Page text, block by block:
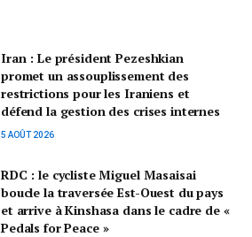
Iran : Le président Pezeshkian
promet un assouplissement des
restrictions pour les Iraniens et
défend la gestion des crises internes
5 AOÛT 2026
RDC : le cycliste Miguel Masaisai
boucle la traversée Est-Ouest du pays
et arrive à Kinshasa dans le cadre de «
Pedals for Peace »